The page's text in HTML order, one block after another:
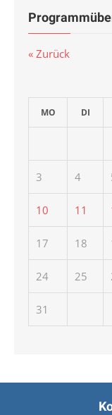
« Zurück
MO DI
3 4
10 11
17 18
24 25
31